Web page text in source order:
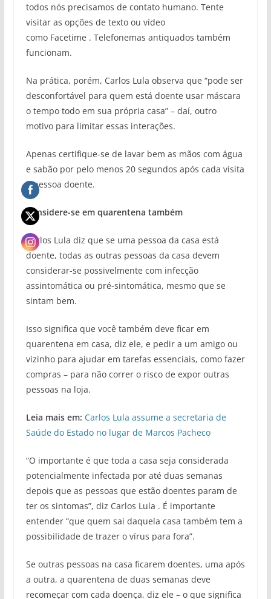
todos nós precisamos de contato humano. Tente
visitar as opções de texto ou vídeo
como Facetime . Telefonemas antiquados também
funcionam.
Na prática, porém, Carlos Lula observa que “pode ser
desconfortável para quem está doente usar máscara
o tempo todo em sua própria casa” – daí, outro
motivo para limitar essas interações.
Apenas certifique-se de lavar bem as mãos com água
e sabão por pelo menos 20 segundos após cada visita
à pessoa doente.
Considere-se em quarentena também
Carlos Lula diz que se uma pessoa da casa está
doente, todas as outras pessoas da casa devem
considerar-se possivelmente com infecção
assintomática ou pré-sintomática, mesmo que se
sintam bem.
Isso significa que você também deve ficar em
quarentena em casa, diz ele, e pedir a um amigo ou
vizinho para ajudar em tarefas essenciais, como fazer
compras – para não correr o risco de expor outras
pessoas na loja.
Leia mais em: Carlos Lula assume a secretaria de
Saúde do Estado no lugar de Marcos Pacheco
“O importante é que toda a casa seja considerada
potencialmente infectada por até duas semanas
depois que as pessoas que estão doentes param de
ter os sintomas”, diz Carlos Lula . É importante
entender “que quem sai daquela casa também tem a
possibilidade de trazer o vírus para fora”.
Se outras pessoas na casa ficarem doentes, uma após
a outra, a quarentena de duas semanas deve
recomeçar com cada doença, diz ele – o que significa